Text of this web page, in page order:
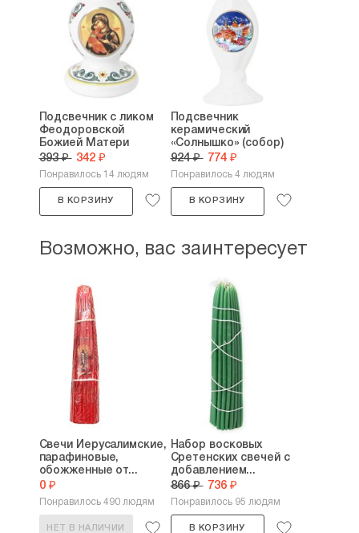
Подсвечник с ликом
Феодоровской
Божией Матери
393 ₽ 342 ₽
Понравилось 14 людям
В КОРЗИНУ
Подсвечник
керамический
«Солнышко» (собор)
924 ₽ 774 ₽
Понравилось 4 людям
В КОРЗИНУ
Возможно, вас заинтересует
Свечи Иерусалимские,
парафиновые,
обожженные от...
0 ₽
Понравилось 490 людям
НЕТ В НАЛИЧИИ
Набор восковых
Сретенских свечей с
добавлением...
866 ₽ 736 ₽
Понравилось 95 людям
В КОРЗИНУ